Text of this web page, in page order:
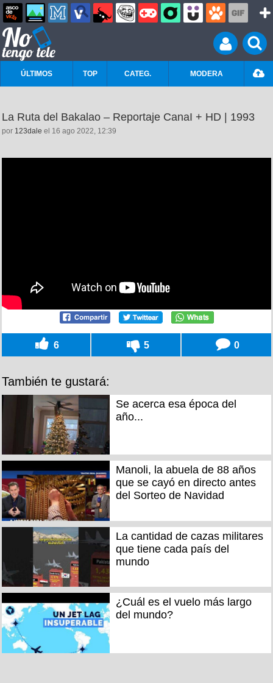
ÚLTIMOS TOP CATEG. MODERA
La Ruta del Bakalao – Reportaje CanaI + HD | 1993
por 123dale el 16 ago 2022, 12:39
6 5 0
También te gustará:
Se acerca esa época del
año...
Manoli, la abuela de 88 años
que se cayó en directo antes
del Sorteo de Navidad
La cantidad de cazas militares
que tiene cada país del
mundo
¿Cuál es el vuelo más largo
del mundo?